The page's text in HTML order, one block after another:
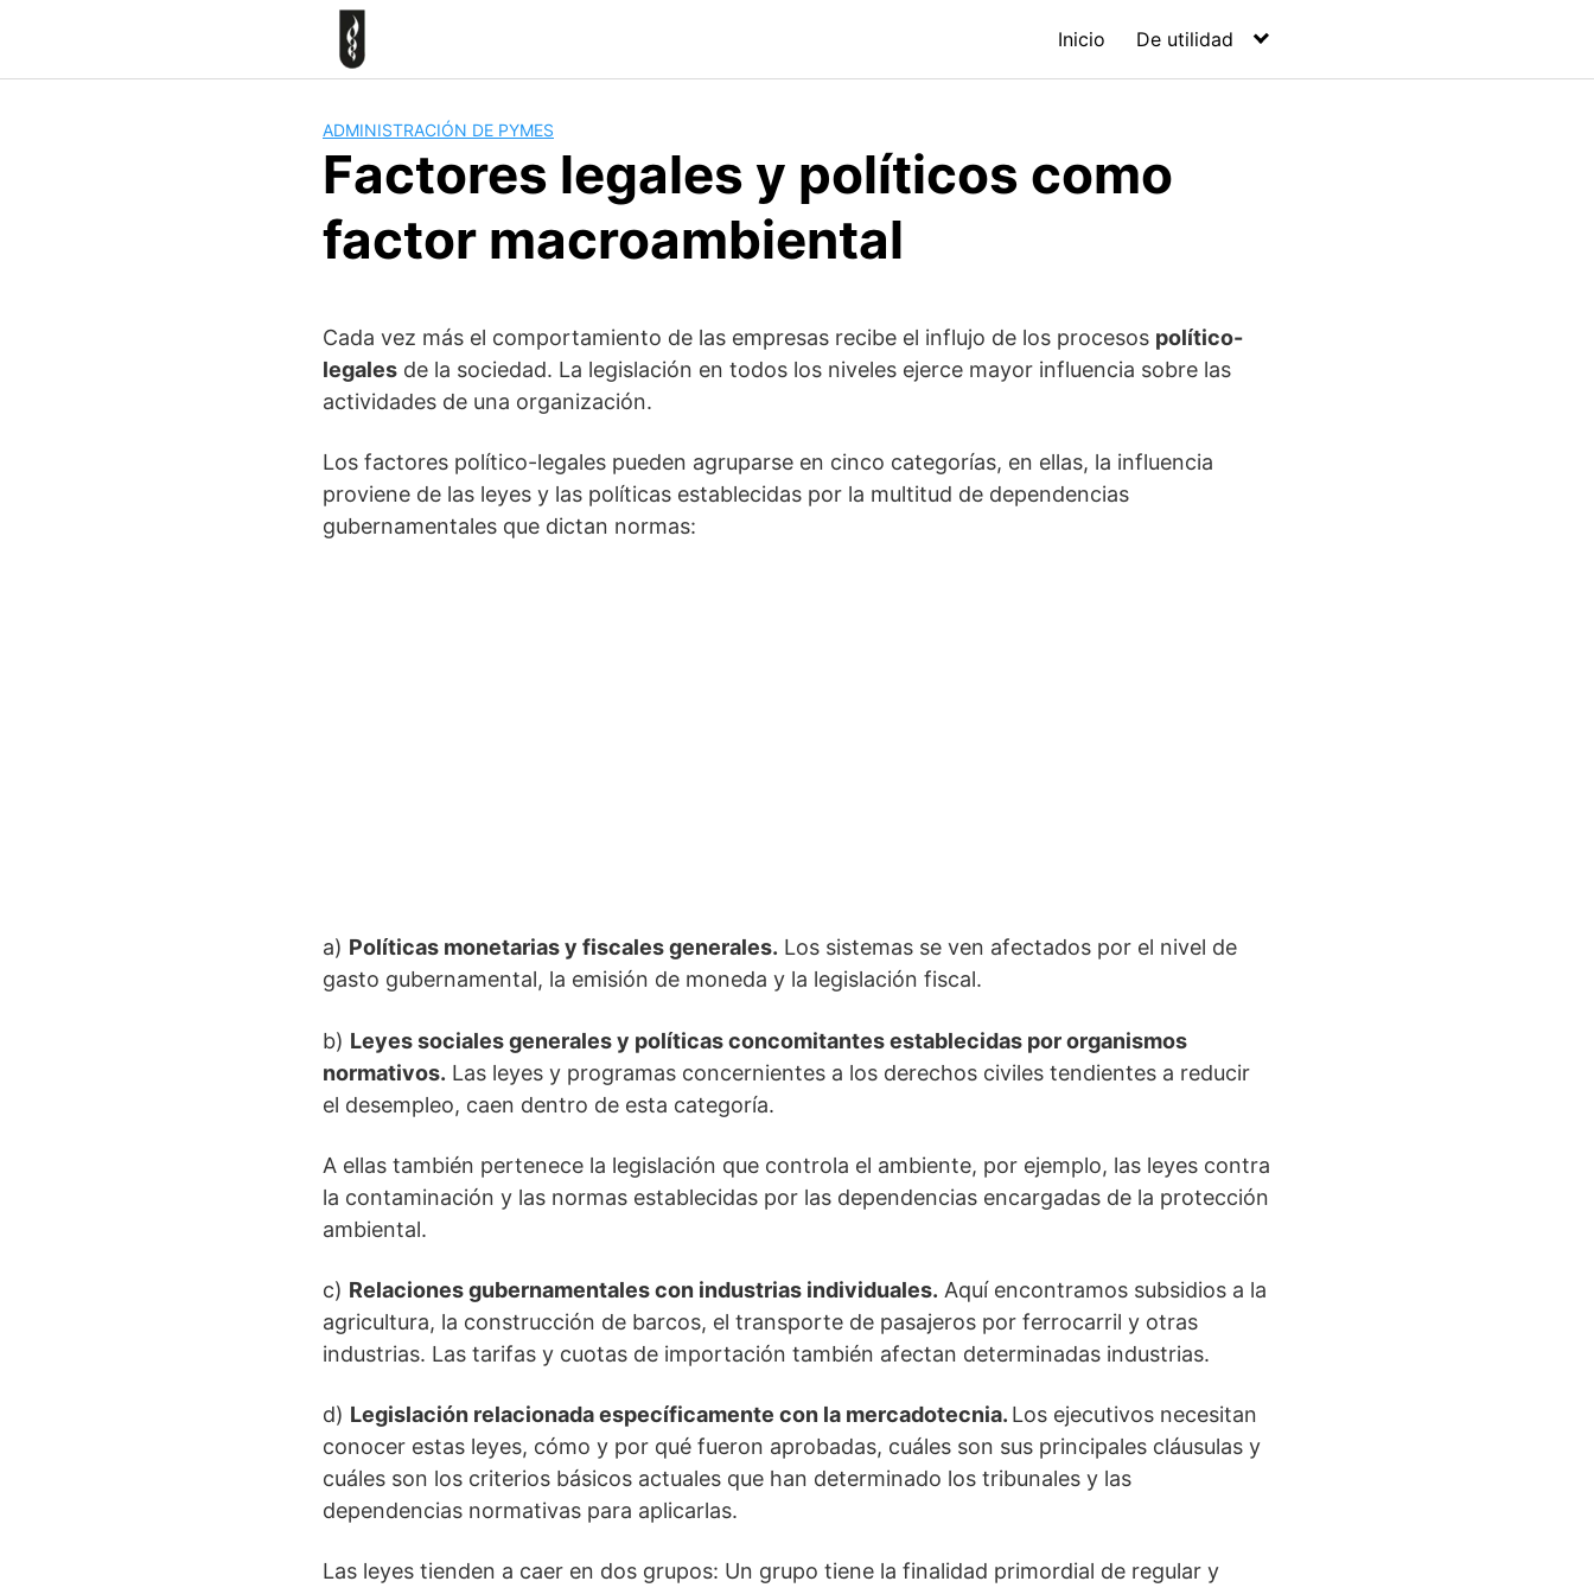
Inicio De utilidad
ADMINISTRACIÓN DE PYMES
Factores legales y políticos como
factor macroambiental
Cada vez más el comportamiento de las empresas recibe el influjo de los procesos político-
legales de la sociedad. La legislación en todos los niveles ejerce mayor influencia sobre las
actividades de una organización.
Los factores político-legales pueden agruparse en cinco categorías, en ellas, la influencia
proviene de las leyes y las políticas establecidas por la multitud de dependencias
gubernamentales que dictan normas:
a) Políticas monetarias y fiscales generales. Los sistemas se ven afectados por el nivel de
gasto gubernamental, la emisión de moneda y la legislación fiscal.
b) Leyes sociales generales y políticas concomitantes establecidas por organismos
normativos. Las leyes y programas concernientes a los derechos civiles tendientes a reducir
el desempleo, caen dentro de esta categoría.
A ellas también pertenece la legislación que controla el ambiente, por ejemplo, las leyes contra
la contaminación y las normas establecidas por las dependencias encargadas de la protección
ambiental.
c) Relaciones gubernamentales con industrias individuales. Aquí encontramos subsidios a la
agricultura, la construcción de barcos, el transporte de pasajeros por ferrocarril y otras
industrias. Las tarifas y cuotas de importación también afectan determinadas industrias.
d) Legislación relacionada específicamente con la mercadotecnia. Los ejecutivos necesitan
conocer estas leyes, cómo y por qué fueron aprobadas, cuáles son sus principales cláusulas y
cuáles son los criterios básicos actuales que han determinado los tribunales y las
dependencias normativas para aplicarlas.
Las leyes tienden a caer en dos grupos: Un grupo tiene la finalidad primordial de regular y